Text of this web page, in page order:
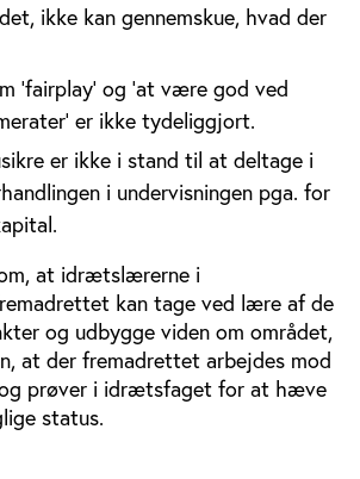
ikke kan gennemskue, hvad der
’fairplay’ og ’at være god ved
er ikke tydeliggjort.
er ikke i stand til at deltage i
i undervisningen pga. for
at idrætslærerne i
kan tage ved lære af de
og udbygge viden om området,
at der fremadrettet arbejdes mod
prøver i idrætsfaget for at hæve
status.